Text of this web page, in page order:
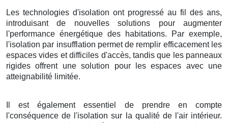
Les technologies d'isolation ont progressé au fil des ans,
introduisant de nouvelles solutions pour augmenter
l'performance énergétique des habitations. Par exemple,
l'isolation par insufflation permet de remplir efficacement les
espaces vides et difficiles d'accès, tandis que les panneaux
rigides offrent une solution pour les espaces avec une
atteignabilité limitée.
Il est également essentiel de prendre en compte
l'conséquence de l'isolation sur la qualité de l'air intérieur.